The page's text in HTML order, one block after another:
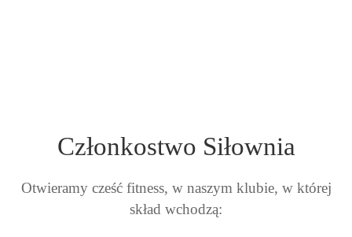
Członkostwo Siłownia
Otwieramy cześć fitness, w naszym klubie, w której
skład wchodzą: